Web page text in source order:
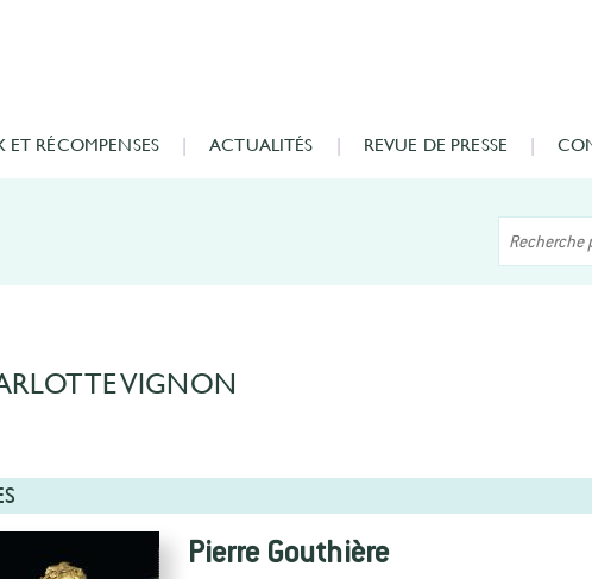
ET RÉCOMPENSES ACTUALITÉS REVUE DE PRESSE
VIGNON
Pierre Gouthière